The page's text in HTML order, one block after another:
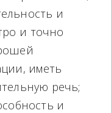
и
и точно
иметь
речь;
и